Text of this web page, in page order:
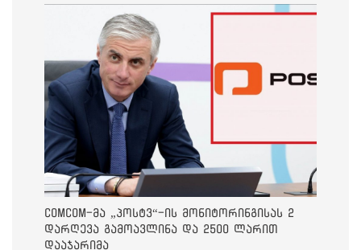
ComCom-მა „პოსტვ“-ის მონიტორინგისას 2
დარღევა გამოავლინა და 2500 ლარით
დააჯარიმა